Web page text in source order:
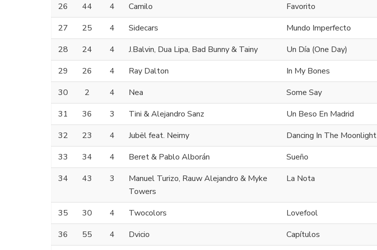
26
44 4 Camilo
Favorito
27
25 4 Sidecars
Mundo Imperfecto
28
24 4 J.Balvin, Dua Lipa, Bad Bunny & Tainy
Un Día (One Day)
29
26 4 Ray Dalton
In My Bones
30
2 4 Nea
Some Say
31
36 3 Tini & Alejandro Sanz
Un Beso En Madrid
32
23 4 Jubël feat. Neimy
Dancing In The Moonlight
33
34 4 Beret & Pablo Alborán
Sueño
34
43 3
Manuel Turizo, Rauw Alejandro & Myke
Towers
La Nota
35 30 4 Twocolors
Lovefool
36
55 4 Dvicio
Capítulos